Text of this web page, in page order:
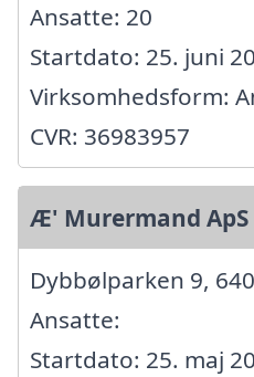
Ansatte: 20
Startdato: 25. juni
Virksomhedsform:
CVR: 36983957
Æ' Murermand ApS
Dybbølparken 9,
Ansatte:
Startdato: 25. maj